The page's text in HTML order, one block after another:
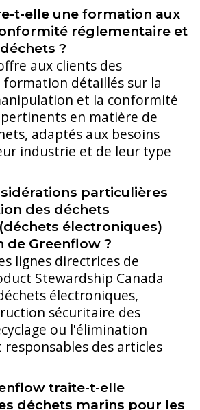
t-elle une formation aux
réglementaire et
?
aux clients des
détaillés sur la
et la conformité
en matière de
adaptés aux besoins
industrie et de leur type
particulières
des déchets
électroniques)
de Greenflow ?
lignes directrices de
Stewardship Canada
électroniques,
sécuritaire des
ou l'élimination
des articles
traite-t-elle
déchets marins pour les